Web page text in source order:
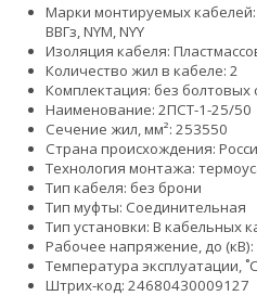
Марки монтируемых кабелей:
ВВГз, NYM, NYY
Изоляция кабеля:
Количество жил в кабеле: 2
Комплектация: без болтовых
Наименование: 2ПСТ-1-25/50
Сечение жил, мм²: 253550
Страна происхождения:
Технология монтажа:
Тип кабеля: без брони
Тип муфты: Соединительная
Тип установки: В кабельных
Рабочее напряжение, до (кВ):
Температура эксплуатации,
Штрих-код: 24680430009127